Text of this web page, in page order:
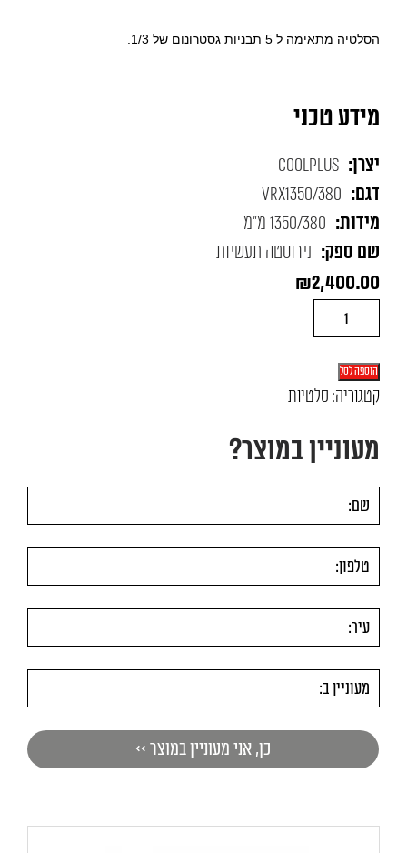
הסלטיה מתאימה ל 5 תבניות גסטרונום של 1/3.
מידע טכני
יצרן: CoolPlus
דגם: VRX1350/380
מידות: 1350/380 מ"מ
שם ספק: נירוסטה תעשיות
₪2,400.00
של
סלטיה
דלפקית
VRX
הוספה לסל
קטגוריה: סלטיות
מעוניין במוצר?